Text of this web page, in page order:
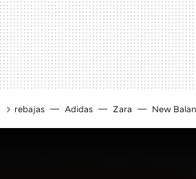
rebajas Adidas Zara New